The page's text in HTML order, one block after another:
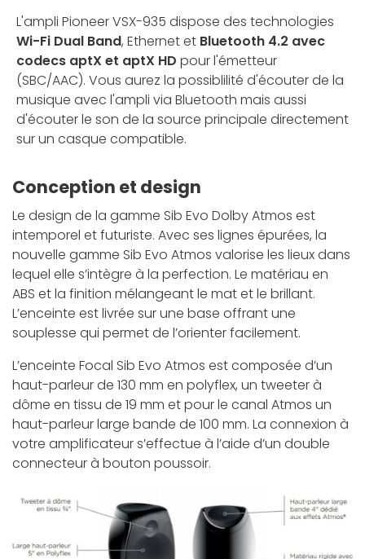
L'ampli Pioneer VSX-935 dispose des technologies
Wi-Fi Dual Band, Ethernet et Bluetooth 4.2 avec
codecs aptX et aptX HD pour l'émetteur
(SBC/AAC). Vous aurez la possiblilité d'écouter de la
musique avec l'ampli via Bluetooth mais aussi
d'écouter le son de la source principale directement
sur un casque compatible.
Conception et design
Le design de la gamme Sib Evo Dolby Atmos est
intemporel et futuriste. Avec ses lignes épurées, la
nouvelle gamme Sib Evo Atmos valorise les lieux dans
lequel elle s’intègre à la perfection. Le matériau en
ABS et la finition mélangeant le mat et le brillant.
L’enceinte est livrée sur une base offrant une
souplesse qui permet de l’orienter facilement.
L’enceinte Focal Sib Evo Atmos est composée d’un
haut-parleur de 130 mm en polyflex, un tweeter à
dôme en tissu de 19 mm et pour le canal Atmos un
haut-parleur large bande de 100 mm. La connexion à
votre amplificateur s’effectue à l’aide d’un double
connecteur à bouton poussoir.